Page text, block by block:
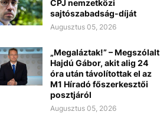
CPJ nemzetközi
sajtószabadság-díját
Augusztus 05, 2026
„Megaláztak!” – Megszólalt
Hajdú Gábor, akit alig 24
óra után távolítottak el az
M1 Híradó főszerkesztői
posztjáról
Augusztus 05, 2026